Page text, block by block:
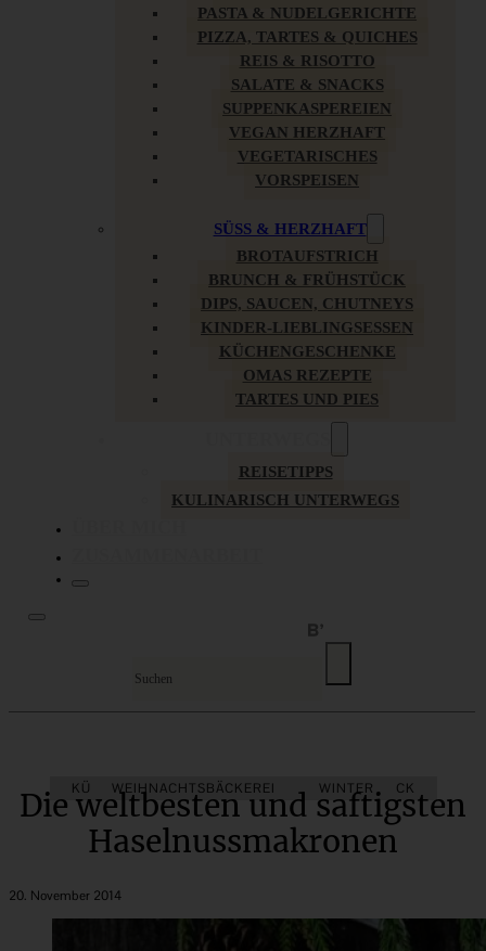
PASTA & NUDELGERICHTE
PIZZA, TARTES & QUICHES
REIS & RISOTTO
SALATE & SNACKS
SUPPENKASPEREIEN
VEGAN HERZHAFT
VEGETARISCHES
VORSPEISEN
SÜSS & HERZHAFT
BROTAUFSTRICH
BRUNCH & FRÜHSTÜCK
DIPS, SAUCEN, CHUTNEYS
KINDER-LIEBLINGSESSEN
KÜCHENGESCHENKE
OMAS REZEPTE
TARTES UND PIES
REISETIPPS
KULINARISCH UNTERWEGS
KÜCHENGESCHENKE SÜSSES KLEINGEBÄCK
WEIHNACHTSBÄCKEREI WINTER
Die weltbesten und saftigsten
Haselnussmakronen
20. November 2014